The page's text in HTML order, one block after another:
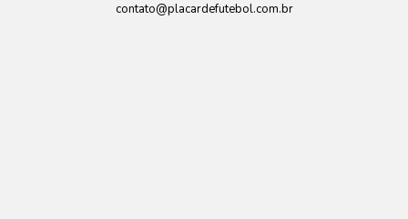
contato@placardefutebol.com.br